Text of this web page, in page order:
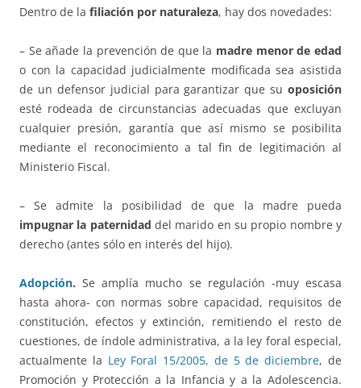
Dentro de la filiación por naturaleza, hay dos novedades:
– Se añade la prevención de que la madre menor de edad
o con la capacidad judicialmente modificada sea asistida
de un defensor judicial para garantizar que su oposición
esté rodeada de circunstancias adecuadas que excluyan
cualquier presión, garantía que así mismo se posibilita
mediante el reconocimiento a tal fin de legitimación al
Ministerio Fiscal.
– Se admite la posibilidad de que la madre pueda
impugnar la paternidad del marido en su propio nombre y
derecho (antes sólo en interés del hijo).
Adopción. Se amplía mucho se regulación -muy escasa
hasta ahora- con normas sobre capacidad, requisitos de
constitución, efectos y extinción, remitiendo el resto de
cuestiones, de índole administrativa, a la ley foral especial,
actualmente la Ley Foral 15/2005, de 5 de diciembre, de
Promoción y Protección a la Infancia y a la Adolescencia.